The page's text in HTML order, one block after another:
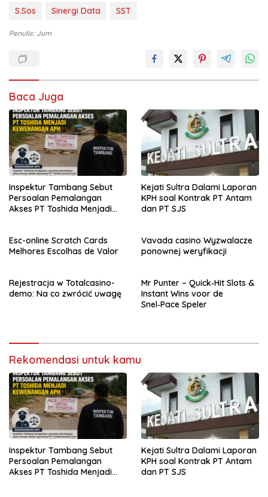
S.Sos Sinergi Data SST
Penulis: Jum
Baca Juga
Inspektur Tambang Sebut
Persoalan Pemalangan
Akses PT Toshida Menjadi
Kejati Sultra Dalami Laporan
KPH soal Kontrak PT Antam
dan PT SJS
Esc-online Scratch Cards
Melhores Escolhas de Valor
Vavada casino Wyzwalacze
ponownej weryfikacji
Rejestracja w Totalcasino-
demo: Na co zwrócić uwagę
Mr Punter – Quick‑Hit Slots &
Instant Wins voor de
Snel‑Pace Speler
Rekomendasi untuk kamu
Inspektur Tambang Sebut
Persoalan Pemalangan
Akses PT Toshida Menjadi
Kejati Sultra Dalami Laporan
KPH soal Kontrak PT Antam
dan PT SJS